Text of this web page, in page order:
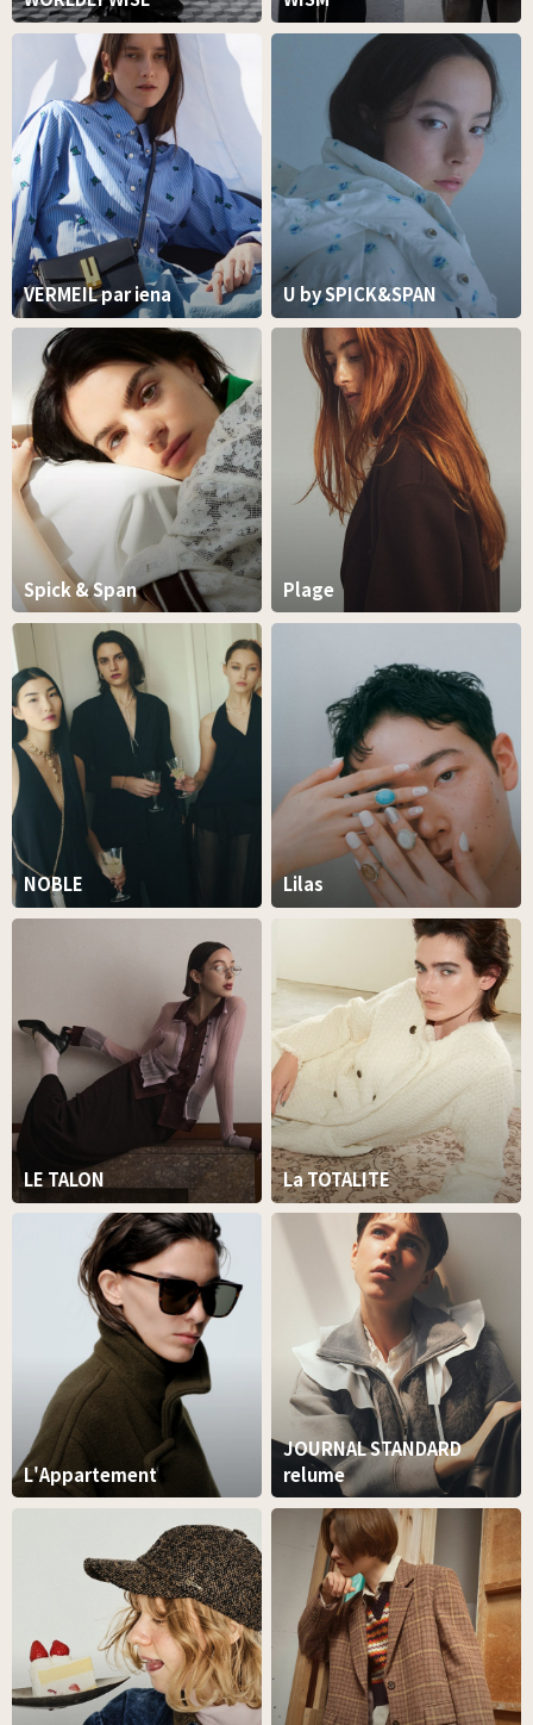
VERMEIL par iena U by SPICK&SPAN
Spick & Span Plage
NOBLE Lilas
LE TALON La TOTALITE
L'Appartement
JOURNAL STANDARD
relume